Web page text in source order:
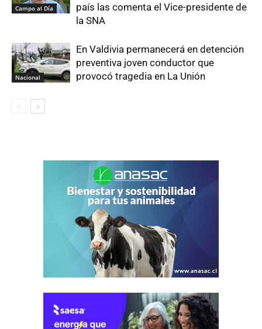
Campo al Día
país las comenta el Vice-presidente de
la SNA
Nacional
En Valdivia permanecerá en detención
preventiva joven conductor que
provocó tragedia en La Unión